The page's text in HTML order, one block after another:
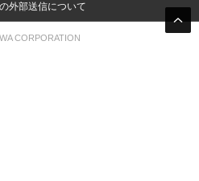
外部送信について
CORPORATION